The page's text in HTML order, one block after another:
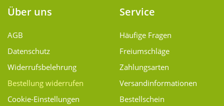
Über uns
AGB
Datenschutz
Widerrufsbelehrung
Bestellung widerrufen
Cookie-Einstellungen
Service
Häufige Fragen
Freiumschläge
Zahlungsarten
Versand­informationen
Bestellschein